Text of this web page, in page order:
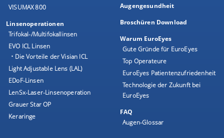
VISUMAX 800
Linsenoperationen
Trifokal-/Multifokallinsen
EVO ICL Linsen
• Die Vorteile der Visian ICL
Light Adjustable Lens (LAL)
EDoF-Linsen
LenSx-Laser-Linsenoperation
Grauer Star OP
Keraringe
Augengesundheit
Broschüren Download
Warum EuroEyes
Gute Gründe für EuroEyes
Top Operateure
EuroEyes Patientenzufriedenheit
Technologie der Zukunft bei
EuroEyes
FAQ
Augen-Glossar